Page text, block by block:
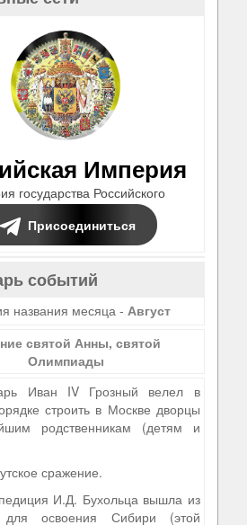
Империя
государства Российского
Присоединиться
событий
названия месяца -Август
святой Анны, святой
Олимпиады
Иван IV Грозный велел в
строить в Москве дворцы
родственникам (детям и
сражение.
И.Д. Бухольца вышла из
для освоения Сибири (этой